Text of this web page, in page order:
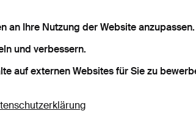
an Ihre Nutzung der Website anzupassen.
und verbessern.
auf externen Websites für Sie zu